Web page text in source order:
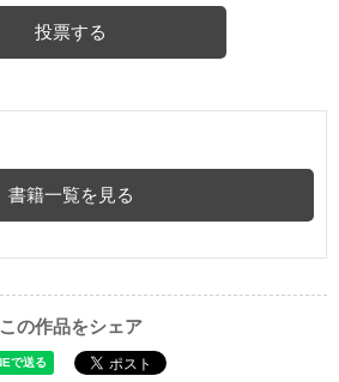
投票する
書籍一覧を見る
この作品をシェア